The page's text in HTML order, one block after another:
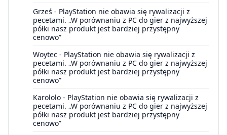
Grześ - PlayStation nie obawia się rywalizacji z
pecetami. „W porównaniu z PC do gier z najwyższej
półki nasz produkt jest bardziej przystępny
cenowo”
Woytec - PlayStation nie obawia się rywalizacji z
pecetami. „W porównaniu z PC do gier z najwyższej
półki nasz produkt jest bardziej przystępny
cenowo”
Karololo - PlayStation nie obawia się rywalizacji z
pecetami. „W porównaniu z PC do gier z najwyższej
półki nasz produkt jest bardziej przystępny
cenowo”